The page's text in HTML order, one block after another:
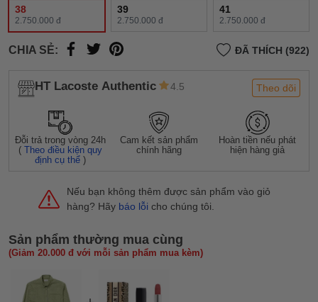
38
2.750.000 đ
39
2.750.000 đ
41
2.750.000 đ
CHIA SẺ: ĐÃ THÍCH (922)
HT Lacoste Authentic 4.5 Theo dõi
Đỗi trả trong vòng 24h
(Theo điều kiện quy
định cụ thể )
Cam kết sản phẩm
chính hãng
Hoàn tiền nếu phát
hiện hàng giả
Nếu bạn không thêm được sản phẩm vào giỏ
hàng? Hãy báo lỗi cho chúng tôi.
Sản phẩm thường mua cùng
(Giảm 20.000 đ với mỗi sản phẩm mua kèm)